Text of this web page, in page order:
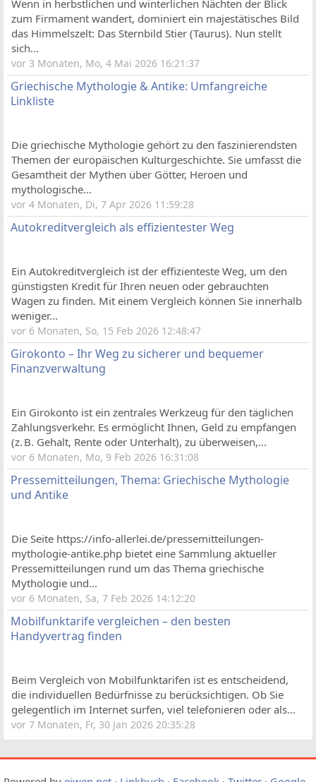
Wenn in herbstlichen und winterlichen Nächten der Blick
zum Firmament wandert, dominiert ein majestätisches Bild
das Himmelszelt: Das Sternbild Stier (Taurus). Nun stellt
sich...
vor 3 Monaten, Mo, 4 Mai 2026 16:21:37
Griechische Mythologie & Antike: Umfangreiche
Linkliste
Die griechische Mythologie gehört zu den faszinierendsten
Themen der europäischen Kulturgeschichte. Sie umfasst die
Gesamtheit der Mythen über Götter, Heroen und
mythologische...
vor 4 Monaten, Di, 7 Apr 2026 11:59:28
Autokreditvergleich als effizientester Weg
Ein Autokreditvergleich ist der effizienteste Weg, um den
günstigsten Kredit für Ihren neuen oder gebrauchten
Wagen zu finden. Mit einem Vergleich können Sie innerhalb
weniger...
vor 6 Monaten, So, 15 Feb 2026 12:48:47
Girokonto – Ihr Weg zu sicherer und bequemer
Finanzverwaltung
Ein Girokonto ist ein zentrales Werkzeug für den täglichen
Zahlungsverkehr. Es ermöglicht Ihnen, Geld zu empfangen
(z. B. Gehalt, Rente oder Unterhalt), zu überweisen,...
vor 6 Monaten, Mo, 9 Feb 2026 16:31:08
Pressemitteilungen, Thema: Griechische Mythologie
und Antike
Die Seite https://info-allerlei.de/pressemitteilungen-
mythologie-antike.php bietet eine Sammlung aktueller
Pressemitteilungen rund um das Thema griechische
Mythologie und...
vor 6 Monaten, Sa, 7 Feb 2026 14:12:20
Mobilfunktarife vergleichen – den besten
Handyvertrag finden
Beim Vergleich von Mobilfunktarifen ist es entscheidend,
die individuellen Bedürfnisse zu berücksichtigen. Ob Sie
gelegentlich im Internet surfen, viel telefonieren oder als...
vor 7 Monaten, Fr, 30 Jan 2026 20:35:28